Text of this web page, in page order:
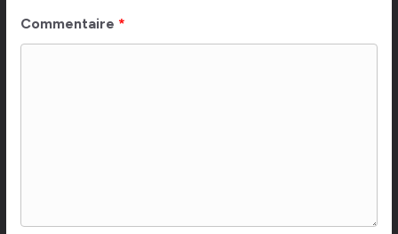
Commentaire *